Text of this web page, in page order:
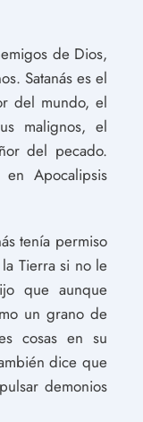
de Dios,
Satanás es el
del mundo, el
malignos, el
del pecado.
Apocalipsis
tenía permiso
Tierra si no le
que aunque
un grano de
cosas en su
dice que
demonios